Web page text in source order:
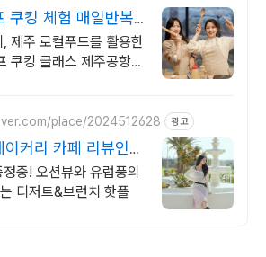
쿠킹 체험 매일반복
들기
제주 로컬푸드를 활용한
쿠킹 클래스 제주공항
place/2024512628 광고
커리 카페 리뷰인증
중! 오션뷰와 유럽풍의
디저트&브런치 핫플